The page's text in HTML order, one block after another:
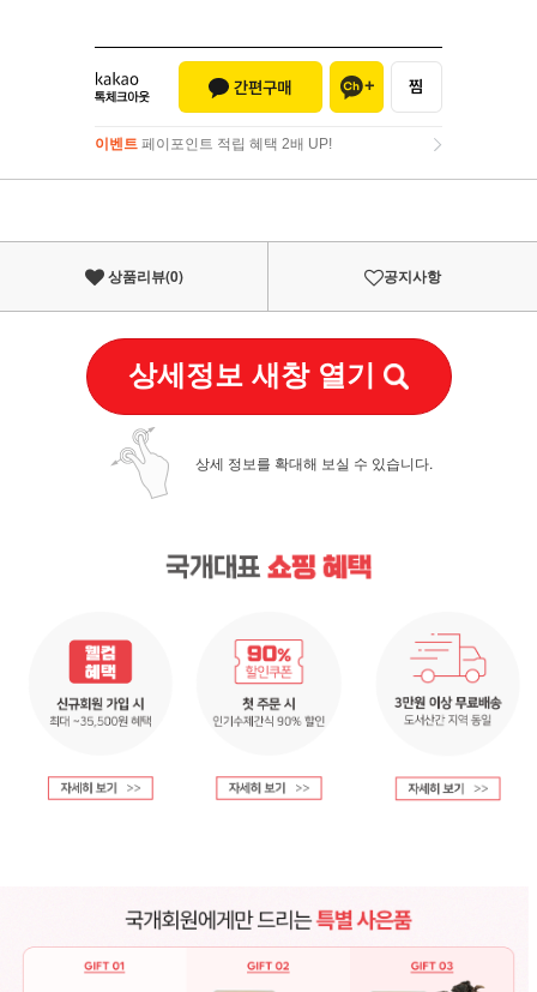
이벤트 페이포인트 적립 혜택 2배 UP!
이벤트페이포인트 적립 혜택 2배 UP!
상품리뷰(0) 공지사항
상세정보 새창 열기
상세 정보를 확대해 보실 수 있습니다.